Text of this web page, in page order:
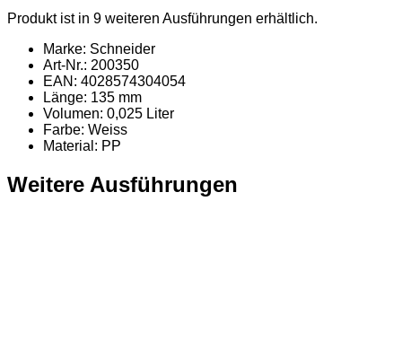
Produkt ist in 9 weiteren Ausführungen erhältlich.
Marke: Schneider
Art-Nr.: 200350
EAN: 4028574304054
Länge: 135 mm
Volumen: 0,025 Liter
Farbe: Weiss
Material : PP
Weitere Ausführungen